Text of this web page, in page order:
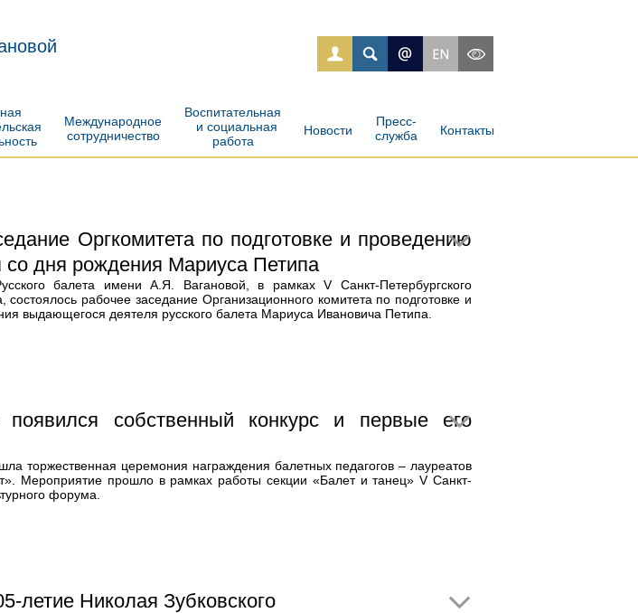
Международное
сотрудничество
Воспитательная
и социальная
работа
Новости
Пресс-
служба
Контакты
Оргкомитета по подготовке и проведению
со дня рождения Мариуса Петипа
балета имени А.Я. Вагановой, в рамках V Санкт-Петербургского
рабочее заседание Организационного комитета по подготовке и
выдающегося деятеля русского балета Мариуса Ивановича Петипа.
появился собственный конкурс и первые его
торжественная церемония награждения балетных педагогов – лауреатов
Мероприятие прошло в рамках работы секции «Балет и танец» V Санкт-
форума.
летие Николая Зубковского